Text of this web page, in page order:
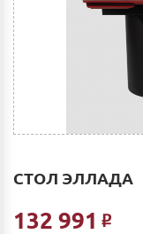
СТОЛ ЭЛЛАДА
132 991 Р